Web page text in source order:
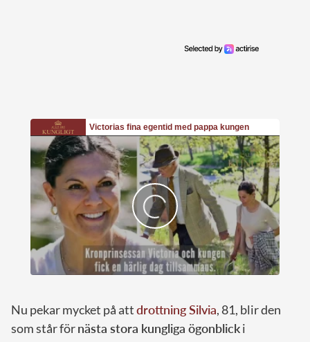
Nu pekar mycket på attdrottning Silvia, 81, blir den
som står förnästa stora kungliga ögonblicki